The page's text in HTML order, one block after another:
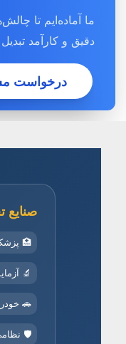
ما آماده‌ایم تا
دقیق و کارآمد
درخواست
🏥
🔬
🚗
🛡️